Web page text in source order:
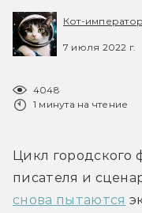
Кот-император
7 июля 2022 г.
4048
1 минута на чтение
Цикл городского
снова пытаются